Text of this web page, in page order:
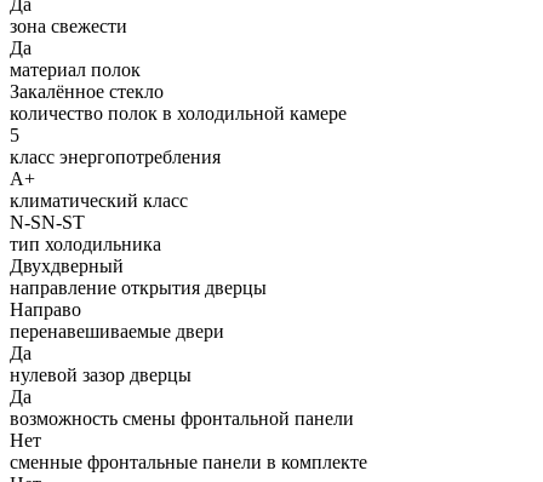
Да
зона свежести
Да
материал полок
Закалённое стекло
количество полок в холодильной камере
5
класс энергопотребления
A+
климатический класс
N-SN-ST
тип холодильника
Двухдверный
направление открытия дверцы
Направо
перенавешиваемые двери
Да
нулевой зазор дверцы
Да
возможность смены фронтальной панели
Нет
сменные фронтальные панели в комплекте